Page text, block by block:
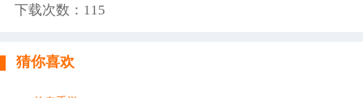
下载次数： 115
猜你喜欢